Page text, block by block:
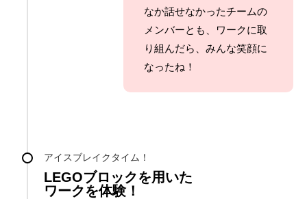
なか話せなかったチームの
メンバーとも、ワークに取
り組んだら、みんな笑顔に
なったね！
アイスブレイクタイム！
LEGOブロックを用いた
ワークを体験！